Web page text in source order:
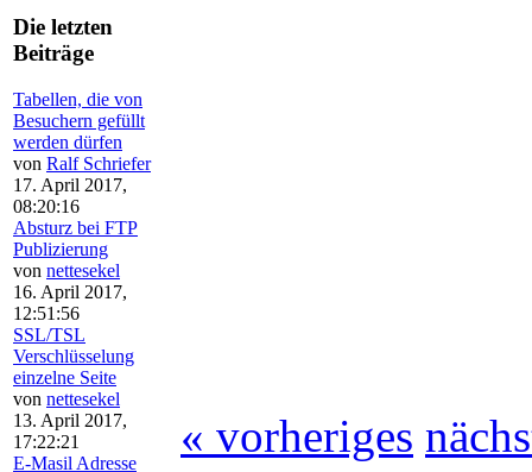
Die letzten
Beiträge
Tabellen, die von
Besuchern gefüllt
werden dürfen
von Ralf Schriefer
17. April 2017,
08:20:16
Absturz bei FTP
Publizierung
von nettesekel
16. April 2017,
12:51:56
SSL/TSL
Verschlüsselung
einzelne Seite
von nettesekel
13. April 2017,
17:22:21
E-Masil Adresse
« vorheriges